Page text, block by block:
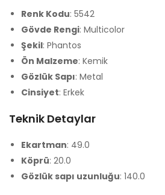
Renk Kodu: 5542
Gövde Rengi: Multicolor
Şekil: Phantos
Ön Malzeme: Kemik
Gözlük Sapı: Metal
Cinsiyet: Erkek
Teknik Detaylar
Ekartman: 49.0
Köprü: 20.0
Gözlük sapı uzunluğu: 140.0